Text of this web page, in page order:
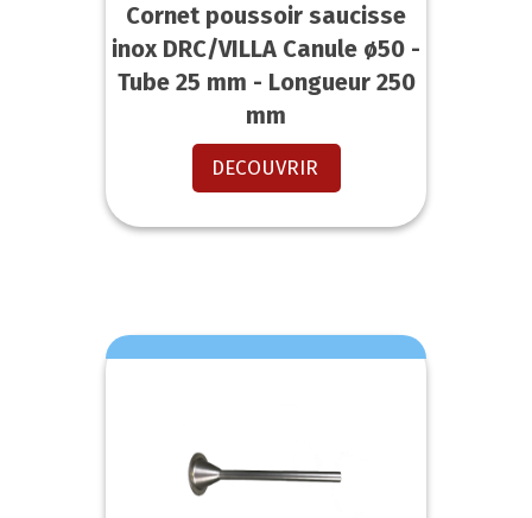
Cornet poussoir saucisse
inox DRC/VILLA Canule ø50 -
Tube 25 mm - Longueur 250
mm
DECOUVRIR